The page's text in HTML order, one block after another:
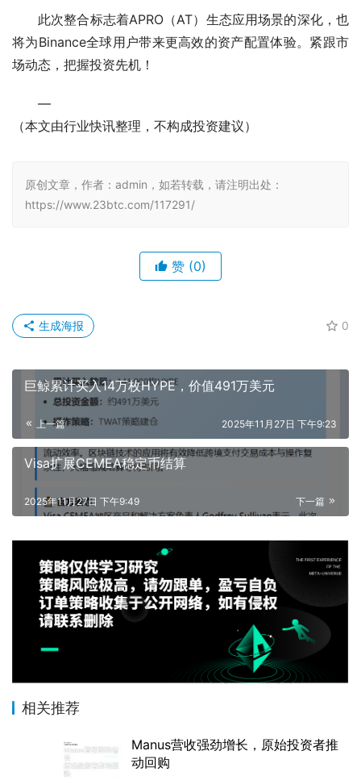
此次整合标志着APRO（AT）生态应用场景的深化，也
将为Binance全球用户带来更高效的资产配置体验。紧跟市
场动态，把握投资先机！
—
（本文由行业快讯整理，不构成投资建议）
原创文章，作者：admin，如若转载，请注明出处：
https://www.23btc.com/117291/
赞 (0)
0
生成海报
巨鲸累计买入14万枚HYPE，价值491万美元
上一篇 2025年11月27日 下午9:23
Visa扩展CEMEA稳定币结算
下一篇
2025年11月27日 下午9:49
相关推荐
Manus营收强劲增长，原始投资者推
动回购